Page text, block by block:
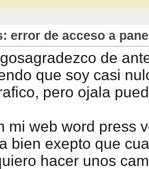
error de acceso a
de
que soy casi
pero ojala
mi web word press
bien exepto que
hacer unos